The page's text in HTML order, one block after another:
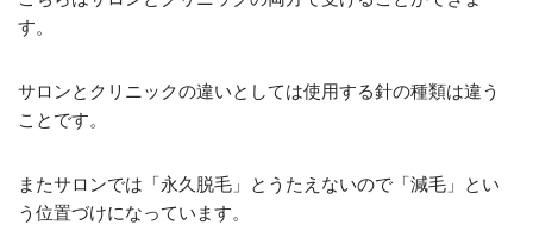
す。
サロンとクリニックの違いとしては使用する針の種類は違う
ことです。
またサロンでは「永久脱毛」とうたえないので「減毛」とい
う位置づけになっています。